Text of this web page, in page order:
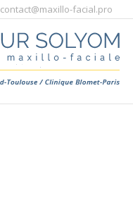
contact@maxillo-facial.pro